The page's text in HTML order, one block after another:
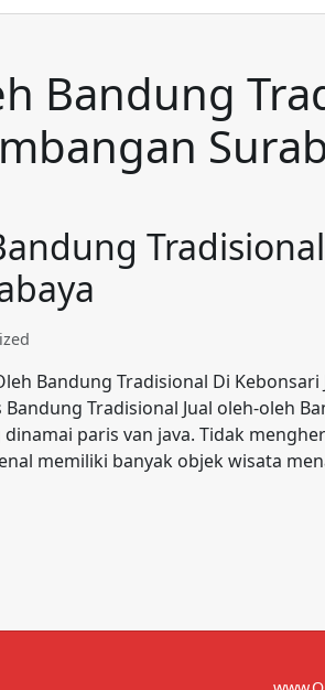
Bandung
Bandung Tradisional Di Kebonsari
Bandung Tradisional Jual oleh-oleh
paris van java. Tidak
memiliki banyak objek wisata